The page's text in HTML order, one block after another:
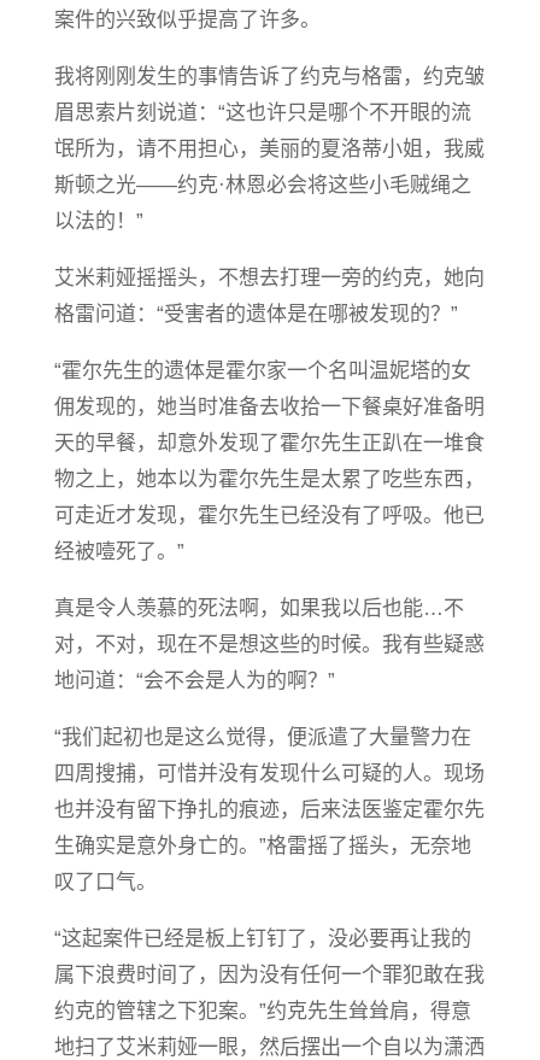
案件的兴致似乎提高了许多。
我将刚刚发生的事情告诉了约克与格雷，约克皱
眉思索片刻说道：“这也许只是哪个不开眼的流
氓所为，请不用担心，美丽的夏洛蒂小姐，我威
斯顿之光——约克·林恩必会将这些小毛贼绳之
以法的！”
艾米莉娅摇摇头，不想去打理一旁的约克，她向
格雷问道：“受害者的遗体是在哪被发现的？”
“霍尔先生的遗体是霍尔家一个名叫温妮塔的女
佣发现的，她当时准备去收拾一下餐桌好准备明
天的早餐，却意外发现了霍尔先生正趴在一堆食
物之上，她本以为霍尔先生是太累了吃些东西，
可走近才发现，霍尔先生已经没有了呼吸。他已
经被噎死了。”
真是令人羡慕的死法啊，如果我以后也能…不
对，不对，现在不是想这些的时候。我有些疑惑
地问道：“会不会是人为的啊？”
“我们起初也是这么觉得，便派遣了大量警力在
四周搜捕，可惜并没有发现什么可疑的人。现场
也并没有留下挣扎的痕迹，后来法医鉴定霍尔先
生确实是意外身亡的。”格雷摇了摇头，无奈地
叹了口气。
“这起案件已经是板上钉钉了，没必要再让我的
属下浪费时间了，因为没有任何一个罪犯敢在我
约克的管辖之下犯案。”约克先生耸耸肩，得意
地扫了艾米莉娅一眼，然后摆出一个自以为潇洒